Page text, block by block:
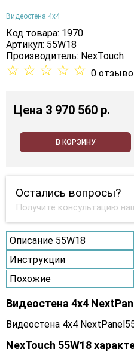
Видеостена 4х4
Код товара: 1970
Артикул: 55W18
Производитель: NexTouch
☆ ☆ ☆ ☆ ☆ 0
Цена 3 970 560 p.
В КОРЗИНУ
Остались вопросы?
Получите консультацию
Описание 55W18
Инструкции
Похожие
Видеостена 4x4
Видеостена 4x4
NexTouch 55W18